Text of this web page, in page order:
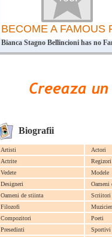
BECOME A FAMOUS
Bianca Stagno Bellincioni has no
Biografii
Artisti
Actori
Actrite
Regizori
Vedete
Modele
Designeri
Oameni
Oameni de stiinta
Scriitori
Filozofi
Compozitori
Poeti
Presedinti
Sportivi